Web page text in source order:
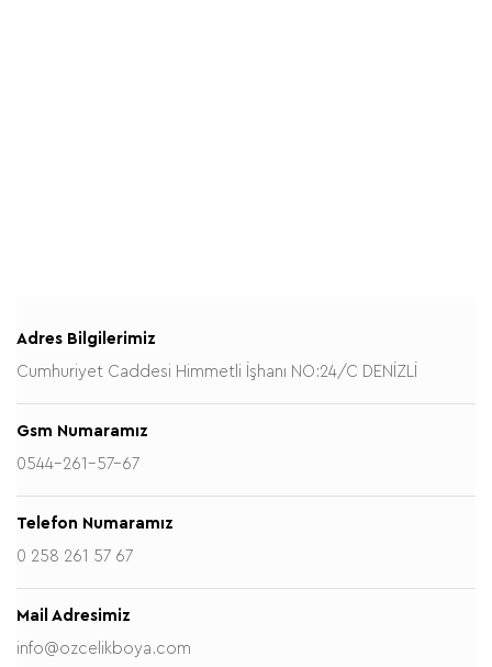
Adres Bilgilerimiz
Cumhuriyet Caddesi Himmetli İşhanı NO:24/C DENİZLİ
Gsm Numaramız
0544-261-57-67
Telefon Numaramız
0 258 261 57 67
Mail Adresimiz
info@ozcelikboya.com